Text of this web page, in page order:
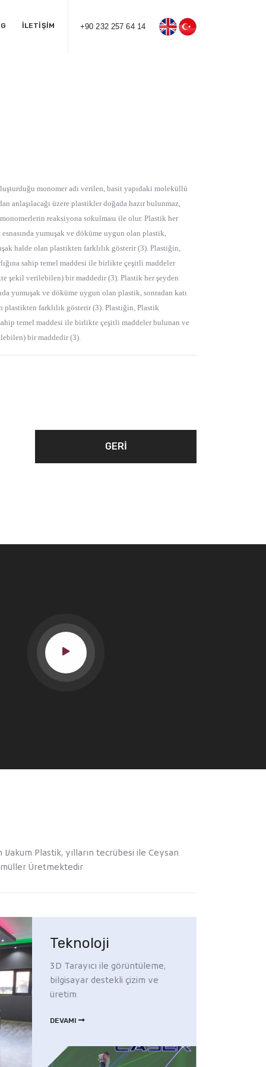
İLETİŞİM +90 232 257 64 14
monomer adı verilen, basit yapıdaki moleküllü
anlaşılacağı üzere plastikler doğada hazır bulunmaz,
reaksiyona sokulması ile olur. Plastik her
yumuşak ve döküme uygun olan plastik,
halde olan plastikten farklılık gösterir (3). Plastiğin,
sahip temel maddesi ile birlikte çeşitli maddeler
şekil verilebilen) bir maddedir (3). Plastik her şeyden
yumuşak ve döküme uygun olan plastik, sonradan katı
plastikten farklılık gösterir (3). Plastiğin, Plastik
temel maddesi ile birlikte çeşitli maddeler bulunan ve
bir maddedir (3).
GERI
Plastik, yılların tecrübesi ile Ceysan
Üretmektedir
Teknoloji
3D Tarayıcı ile görüntüleme,
bilgisayar destekli çizim ve
üretim
DEVAMI